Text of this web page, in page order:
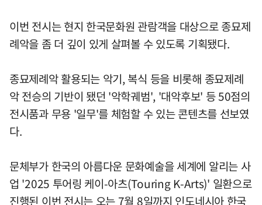
이번 전시는 현지 한국문화원 관람객을 대상으로 종묘제
례악을 좀 더 깊이 있게 살펴볼 수 있도록 기획됐다.
종묘제례악 활용되는 악기, 복식 등을 비롯해 종묘제례
악 전승의 기반이 됐던 '악학궤범', '대악후보' 등 50점의
전시품과 무용 '일무'를 체험할 수 있는 콘텐츠를 선보였
다.
문체부가 한국의 아름다운 문화예술을 세계에 알리는 사
업 '2025 투어링 케이-아츠(Touring K-Arts)' 일환으로
진행된 이번 전시는 오는 7월 8일까지 인도네시아 한국